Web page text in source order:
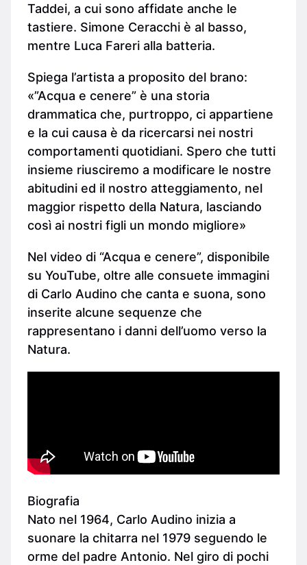
Taddei, a cui sono affidate anche le
tastiere. Simone Ceracchi è al basso,
mentre Luca Fareri alla batteria.
Spiega l’artista a proposito del brano:
«”Acqua e cenere” è una storia
drammatica che, purtroppo, ci appartiene
e la cui causa è da ricercarsi nei nostri
comportamenti quotidiani. Spero che tutti
insieme riusciremo a modificare le nostre
abitudini ed il nostro atteggiamento, nel
maggior rispetto della Natura, lasciando
così ai nostri figli un mondo migliore»
Nel video di “Acqua e cenere”, disponibile
su YouTube, oltre alle consuete immagini
di Carlo Audino che canta e suona, sono
inserite alcune sequenze che
rappresentano i danni dell’uomo verso la
Natura.
Biografia
Nato nel 1964, Carlo Audino inizia a
suonare la chitarra nel 1979 seguendo le
orme del padre Antonio. Nel giro di pochi